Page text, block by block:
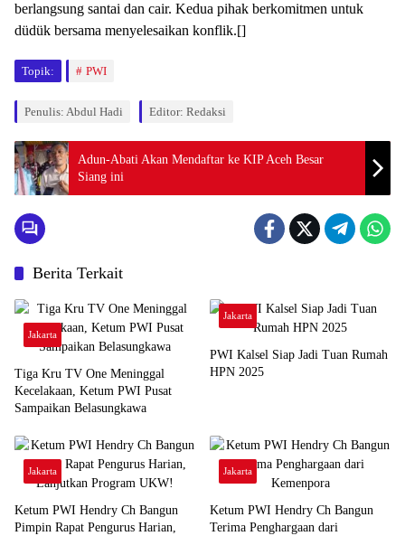
berlangsung santai dan cair. Kedua pihak berkomitmen untuk
düdük bersama menyelesaikan konflik.[]
Topik: PWI
Penulis: Abdul Hadi Editor: Redaksi
Adun-Abati Akan Mendaftar ke KIP Aceh Besar
Siang ini
Berita Terkait
Jakarta
Tiga Kru TV One Meninggal
Kecelakaan, Ketum PWI Pusat
Sampaikan Belasungkawa
Jakarta
PWI Kalsel Siap Jadi Tuan Rumah
HPN 2025
Jakarta
Ketum PWI Hendry Ch Bangun
Pimpin Rapat Pengurus Harian,
Jakarta
Ketum PWI Hendry Ch Bangun
Terima Penghargaan dari